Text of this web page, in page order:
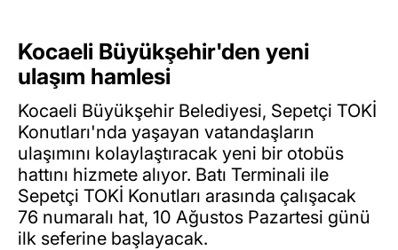
Kocaeli Büyükşehir'den yeni
ulaşım hamlesi
Kocaeli Büyükşehir Belediyesi, Sepetçi TOKİ
Konutları'nda yaşayan vatandaşların
ulaşımını kolaylaştıracak yeni bir otobüs
hattını hizmete alıyor. Batı Terminali ile
Sepetçi TOKİ Konutları arasında çalışacak
76 numaralı hat, 10 Ağustos Pazartesi günü
ilk seferine başlayacak.